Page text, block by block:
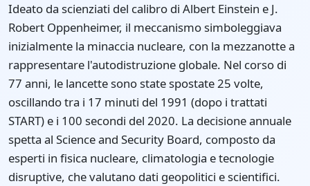
Ideato da scienziati del calibro di Albert Einstein e J.
Robert Oppenheimer, il meccanismo simboleggiava
inizialmente la minaccia nucleare, con la mezzanotte a
rappresentare l'autodistruzione globale. Nel corso di
77 anni, le lancette sono state spostate 25 volte,
oscillando tra i 17 minuti del 1991 (dopo i trattati
START) e i 100 secondi del 2020. La decisione annuale
spetta al Science and Security Board, composto da
esperti in fisica nucleare, climatologia e tecnologie
disruptive, che valutano dati geopolitici e scientifici.